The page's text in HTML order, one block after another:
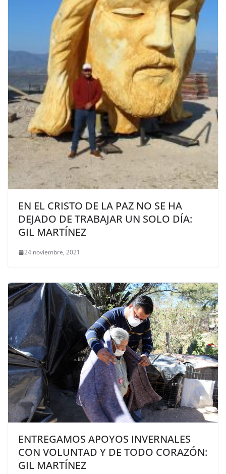
EN EL CRISTO DE LA PAZ NO SE HA
DEJADO DE TRABAJAR UN SOLO DÍA:
GIL MARTÍNEZ
24 noviembre, 2021
ENTREGAMOS APOYOS INVERNALES
CON VOLUNTAD Y DE TODO CORAZÓN:
GIL MARTÍNEZ